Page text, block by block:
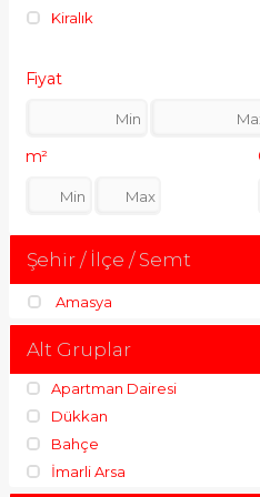
Kiralık
Fiyat
m²
Şehir / İlçe / Semt
Amasya
Alt Gruplar
Apartman Dairesi
Dükkan
Bahçe
İmarli Arsa